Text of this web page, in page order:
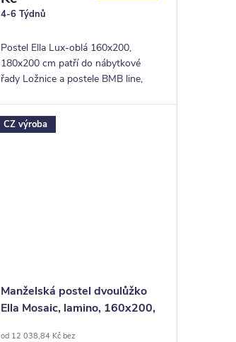
4-6 Týdnů
Postel Ella Lux-oblá 160x200,
180x200 cm patří do nábytkové
řady Ložnice a postele BMB line,
designem...
CZ výroba
Manželská postel dvoulůžko
Ella Mosaic, lamino, 160x200,
od 12 038,84 Kč bez